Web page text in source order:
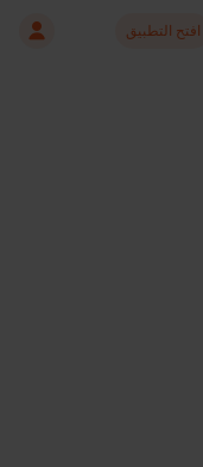
افتح التطبيق